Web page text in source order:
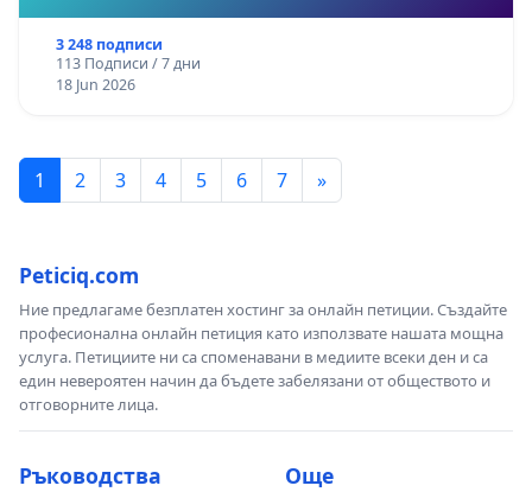
3 248 подписи
113 Подписи / 7 дни
18 Jun 2026
1 2 3 4 5 6 7 »
Peticiq.com
Ние предлагаме безплатен хостинг за онлайн петиции. Създайте
професионална онлайн петиция като използвате нашата мощна
услуга. Петициите ни са споменавани в медиите всеки ден и са
един невероятен начин да бъдете забелязани от обществото и
отговорните лица.
Ръководства Още